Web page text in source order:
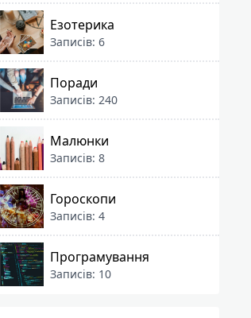
Езотерика
Записів: 6
Поради
Записів: 240
Малюнки
Записів: 8
Гороскопи
Записів: 4
Програмування
Записів: 10